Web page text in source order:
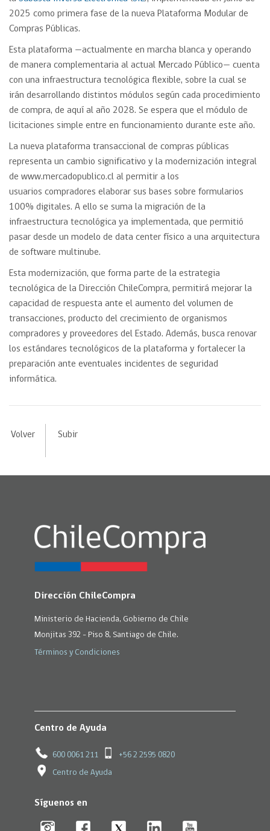
2025 como primera fase de la nueva Plataforma Modular de
Compras Públicas.
Esta plataforma —actualmente en marcha blanca y operando
de manera complementaria al actual Mercado Público— cuenta
con una infraestructura tecnológica flexible, sobre la cual se
irán desarrollando distintos módulos según cada procedimiento
de compra, de aquí al año 2028. Se espera que el módulo de
licitaciones simple entre en funcionamiento durante este año.
La nueva plataforma transaccional de compras públicas
representa un cambio significativo y la modernización integral
de www.mercadopublico.cl al permitir a los
usuarios compradores elaborar sus bases sobre formularios
100% digitales. A ello se suma la migración de la
infraestructura tecnológica ya implementada, que permitió
pasar desde un modelo de data center físico a una arquitectura
de software multinube.
Esta modernización, que forma parte de la estrategia
tecnológica de la Dirección ChileCompra, permitirá mejorar la
capacidad de respuesta ante el aumento del volumen de
transacciones, producto del crecimiento de organismos
compradores y proveedores del Estado. Además, busca renovar
los estándares tecnológicos de la plataforma y fortalecer la
preparación ante eventuales incidentes de seguridad
informática.
Volver Subir
Dirección ChileCompra
Ministerio de Hacienda, Gobierno de Chile
Monjitas 392 - Piso 8, Santiago de Chile.
Términos y Condiciones
Centro de Ayuda
600 0061 211 +56 2 2595 0820
Centro de Ayuda
Síguenos en